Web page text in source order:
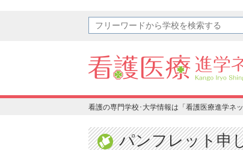
看護の専門学校･大学情報は「看護医療進学ネッ
パンフレット申